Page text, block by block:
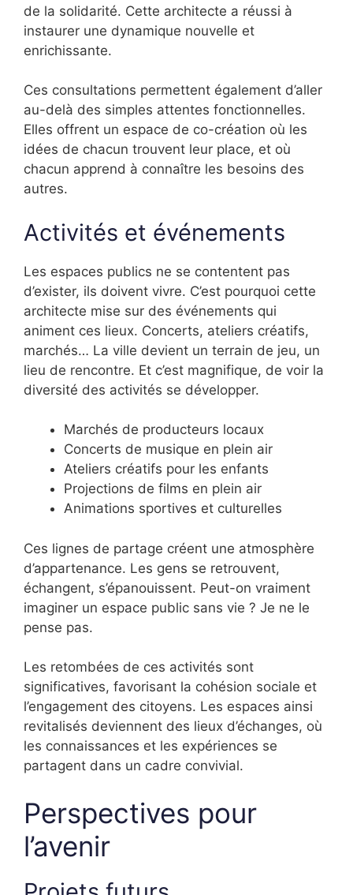
de la solidarité. Cette architecte a réussi à
instaurer une dynamique nouvelle et
enrichissante.
Ces consultations permettent également d’aller
au-delà des simples attentes fonctionnelles.
Elles offrent un espace de co-création où les
idées de chacun trouvent leur place, et où
chacun apprend à connaître les besoins des
autres.
Activités et événements
Les espaces publics ne se contentent pas
d’exister, ils doivent vivre. C’est pourquoi cette
architecte mise sur des événements qui
animent ces lieux. Concerts, ateliers créatifs,
marchés… La ville devient un terrain de jeu, un
lieu de rencontre. Et c’est magnifique, de voir la
diversité des activités se développer.
Marchés de producteurs locaux
Concerts de musique en plein air
Ateliers créatifs pour les enfants
Projections de films en plein air
Animations sportives et culturelles
Ces lignes de partage créent une atmosphère
d’appartenance. Les gens se retrouvent,
échangent, s’épanouissent. Peut-on vraiment
imaginer un espace public sans vie ? Je ne le
pense pas.
Les retombées de ces activités sont
significatives, favorisant la cohésion sociale et
l’engagement des citoyens. Les espaces ainsi
revitalisés deviennent des lieux d’échanges, où
les connaissances et les expériences se
partagent dans un cadre convivial.
Perspectives pour
l’avenir